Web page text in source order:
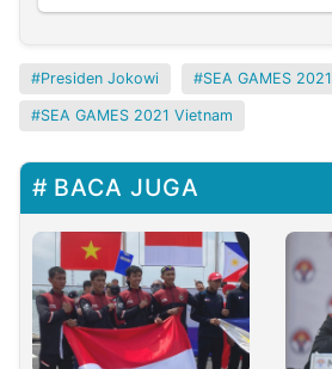
Presiden Jokowi SEA GAMES 2021
SEA GAMES 2021 Vietnam
BACA JUGA